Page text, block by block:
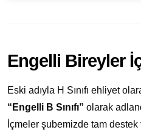
Engelli Bireyler
Eski adıyla H Sınıfı ehliyet
“Engelli B Sınıfı” olarak
İçmeler şubemizde tam